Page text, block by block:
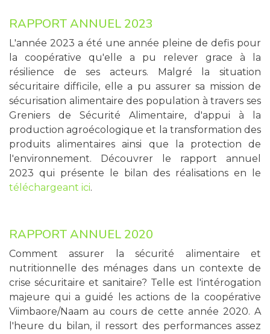
RAPPORT ANNUEL 2023
L'année 2023 a été une année pleine de defis pour
la coopérative qu'elle a pu relever grace à la
résilience de ses acteurs. Malgré la situation
sécuritaire difficile, elle a pu assurer sa mission de
sécurisation alimentaire des population à travers ses
Greniers de Sécurité Alimentaire, d'appui à la
production agroécologique et la transformation des
produits alimentaires ainsi que la protection de
l'environnement. Découvrer le rapport annuel
2023 qui présente le bilan des réalisations en le
téléchargeant ici.
RAPPORT ANNUEL 2020
Comment assurer la sécurité alimentaire et
nutritionnelle des ménages dans un contexte de
crise sécuritaire et sanitaire? Telle est l'intérogation
majeure qui a guidé les actions de la coopérative
Viimbaore/Naam au cours de cette année 2020. A
l'heure du bilan, il ressort des performances assez